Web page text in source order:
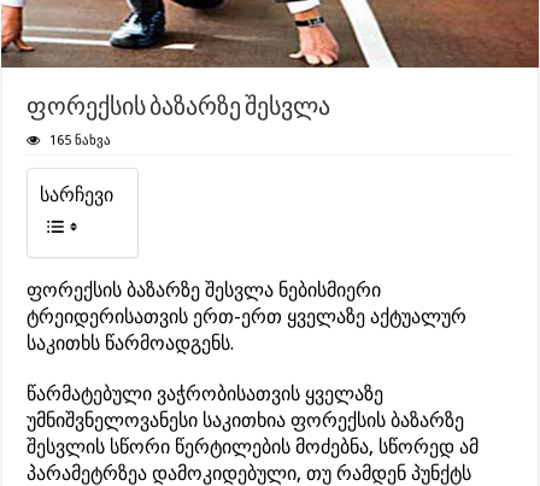
ფორექსის ბაზარზე შესვლა
165 ნახვა
სარჩევი
ფორექსის ბაზარზე შესვლა ნებისმიერი
ტრეიდერისათვის ერთ-ერთ ყველაზე აქტუალურ
საკითხს წარმოადგენს.
წარმატებული ვაჭრობისათვის ყველაზე
უმნიშვნელოვანესი საკითხია ფორექსის ბაზარზე
შესვლის სწორი წერტილების მოძებნა, სწორედ ამ
პარამეტრზეა დამოკიდებული, თუ რამდენ პუნქტს